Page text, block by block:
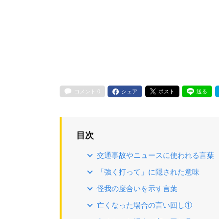
コメント 0 シェア ポスト 送る
目次
交通事故やニュースに使われる言葉
「強く打って」に隠された意味
怪我の度合いを示す言葉
亡くなった場合の言い回し①